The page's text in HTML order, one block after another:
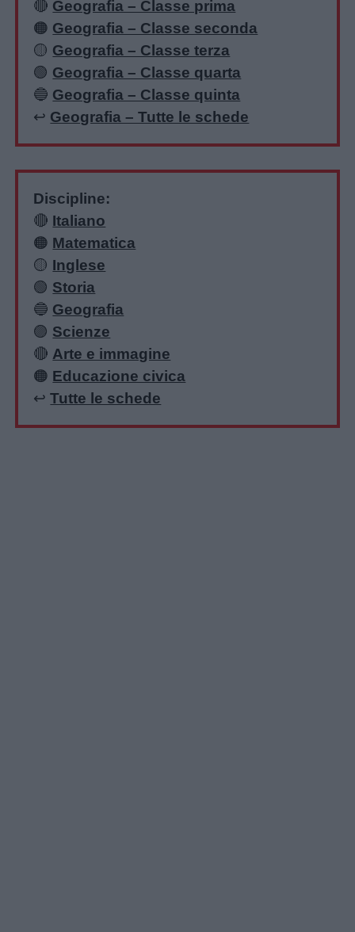
🔴 Geografia – Classe prima
🟠 Geografia – Classe seconda
🟡 Geografia – Classe terza
🟢 Geografia – Classe quarta
🔵 Geografia – Classe quinta
↩️ Geografia – Tutte le schede
Discipline:
🔴 Italiano
🟠 Matematica
🟡 Inglese
🟢 Storia
🔵 Geografia
🟣 Scienze
🔴 Arte e immagine
🟠 Educazione civica
↩️Tutte le schede